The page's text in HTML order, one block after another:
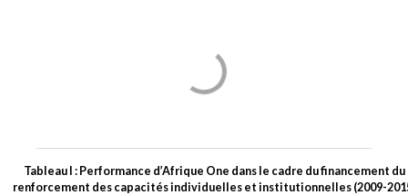
Tableau I : Performance d’Afrique One dans le cadre du financement du
renforcement des capacités individuelles et institutionnelles (2009-